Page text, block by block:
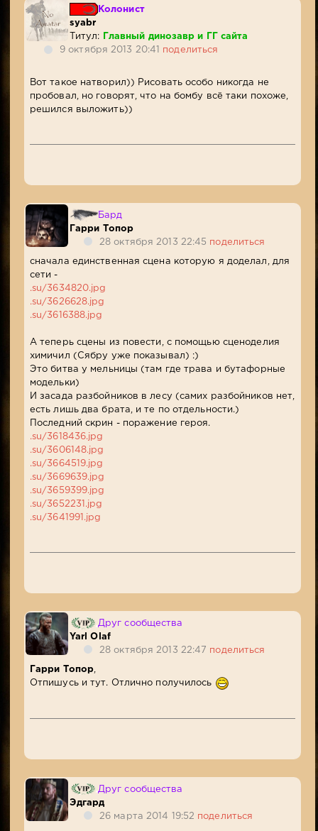
Колонист
syabr
Титул:
Главный динозавр и ГГ сайта
9 октября 2013 20:41 поделиться
Вот такое натворил)) Рисовать особо никогда не
пробовал, но говорят, что на бомбу всё таки похоже,
решился выложить))
Бард
Гарри Топор
28 октября 2013 22:45 поделиться
сначала единственная сцена которую я доделал, для
сети -
.su/3634820.jpg
.su/3626628.jpg
.su/3616388.jpg
А теперь сцены из повести, с помощью сценоделия
химичил (Сябру уже показывал) :)
Это битва у мельницы (там где трава и бутафорные
модельки)
И засада разбойников в лесу (самих разбойников нет,
есть лишь два брата, и те по отдельности.)
Последний скрин - поражение героя.
.su/3618436.jpg
.su/3606148.jpg
.su/3664519.jpg
.su/3669639.jpg
.su/3659399.jpg
.su/3652231.jpg
.su/3641991.jpg
Друг сообщества
Yarl Olaf
28 октября 2013 22:47 поделиться
Гарри Топор
Отпишусь и тут. Отлично получилось
Друг сообщества
Эдгард
26 марта 2014 19:52 поделиться